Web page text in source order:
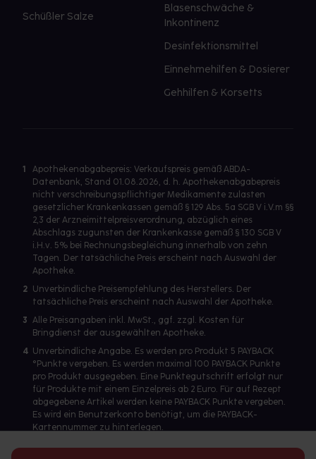
Schüßler Salze
Blasenschwäche &
Inkontinenz
Desinfektionsmittel
Einnehmehilfen & Dosierer
Gehhilfen & Korsetts
1
Apothekenabgabepreis: Verkaufspreis gemäß ABDA-
Datenbank, Stand 01.08.2026, d. h. Apothekenabgabepreis
nicht verschreibungspflichtiger Medikamente zulasten
gesetzlicher Krankenkassen gemäß § 129 Abs. 5a SGB V i.V.m §§
2,3 der Arzneimittelpreisverordnung, abzüglich eines
Abschlags zugunsten der Krankenkasse gemäß § 130 SGB V
i.H.v. 5% bei Rechnungsbegleichung innerhalb von zehn
Tagen. Der tatsächliche Preis erscheint nach Auswahl der
Apotheke.
2 Unverbindliche Preisempfehlung des Herstellers. Der
tatsächliche Preis erscheint nach Auswahl der Apotheke.
3
Alle Preisangaben inkl. MwSt., ggf. zzgl. Kosten für
Bringdienst der ausgewählten Apotheke.
4 Unverbindliche Angabe. Es werden pro Produkt 5 PAYBACK
°Punkte vergeben. Es werden maximal 100 PAYBACK Punkte
pro Produkt ausgegeben. Eine Punktegutschrift erfolgt nur
für Produkte mit einem Einzelpreis ab 2 Euro. Für auf Rezept
abgegebene Artikel werden keine PAYBACK Punkte vergeben.
Es wird ein Benutzerkonto benötigt, um die PAYBACK-
Kartennummer zu hinterlegen.